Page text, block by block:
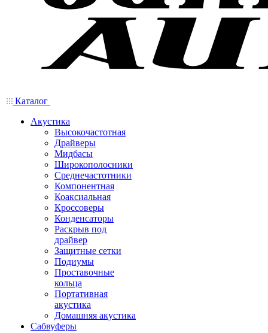
Каталог
Акустика
Высокочастотная
Драйверы
Мидбасы
Широкополосники
Среднечастотники
Компонентная
Коаксиальная
Кроссоверы
Конденсаторы
Раскрыв под
драйвер
Защитные сетки
Подиумы
Проставочные
кольца
Портативная
акустика
Домашняя акустика
Сабвуферы